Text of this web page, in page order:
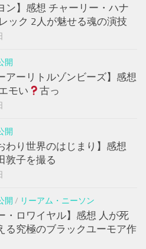
ン】感想 チャーリー・ハナ
ック 2人が魅せる魂の演技
開
アーリトルゾンビーズ】感想
モい
古っ
開
わり世界のはじまり】感想
敦子を撮る
開 / リーアム・ニーソン
・ロワイヤル】感想 人が死
る究極のブラックユーモア作